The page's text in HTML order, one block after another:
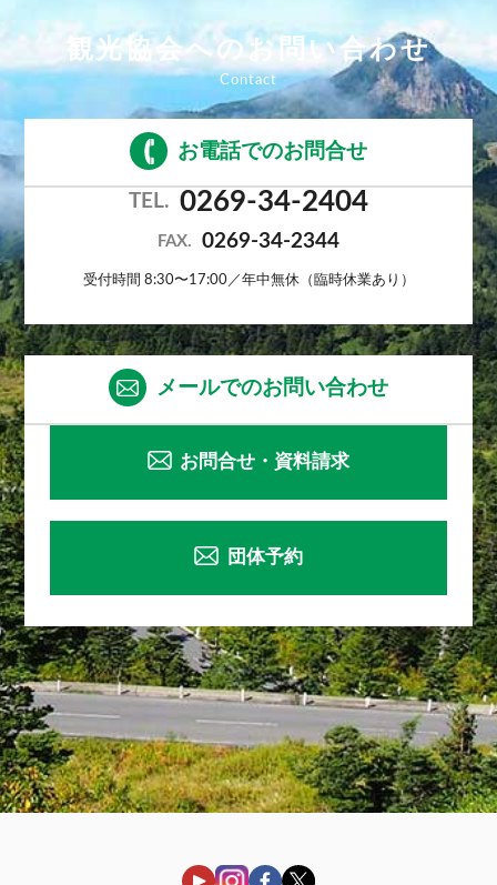
観光協会へのお問い合わせ
お電話でのお問合せ
TEL. 0269-34-2404
FAX. 0269-34-2344
受付時間 8:30〜17:00／年中無休（臨時休業あり）
メールでのお問い合わせ
お問合せ・資料請求
団体予約